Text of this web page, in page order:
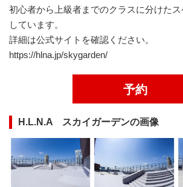
初心者から上級者までのクラスに分けた
しています。
詳細は公式サイトを確認ください。
https://hlna.jp/skygarden/
予約
H.L.N.A スカイガーデンの画像